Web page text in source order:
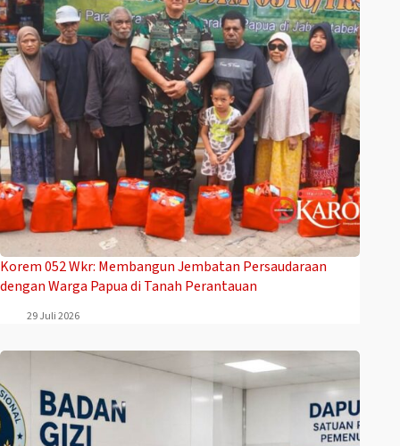
Korem 052 Wkr: Membangun Jembatan Persaudaraan
dengan Warga Papua di Tanah Perantauan
29 Juli 2026